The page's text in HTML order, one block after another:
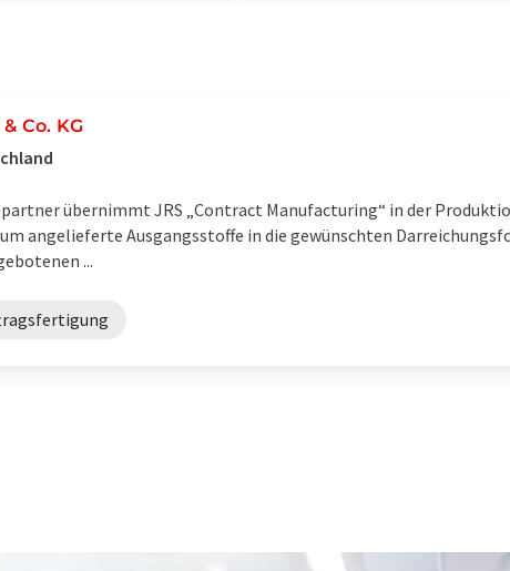
Co. KG
übernimmt JRS „Contract Manufacturing“ in der
angelieferte Ausgangsstoffe in die gewünschten
...